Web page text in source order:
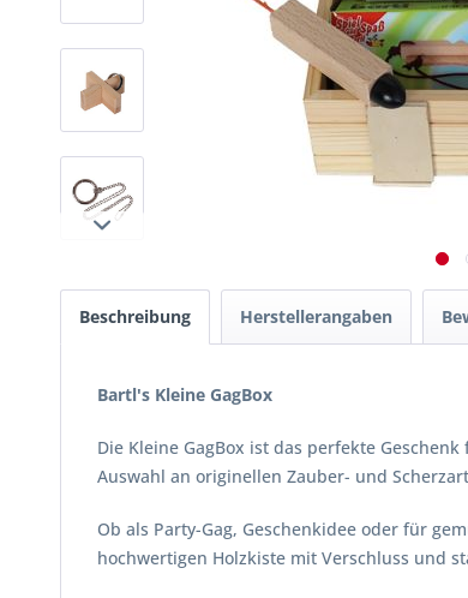
Beschreibung Herstellerangaben
Bartl's Kleine GagBox
Die Kleine GagBox ist das perfekte
Auswahl an originellen Zauber- und
Ob als Party-Gag, Geschenkidee oder für
hochwertigen Holzkiste mit Verschluss und